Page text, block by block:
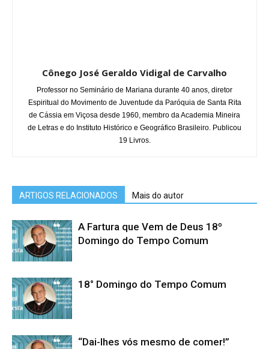
Cônego José Geraldo Vidigal de Carvalho
Professor no Seminário de Mariana durante 40 anos, diretor
Espiritual do Movimento de Juventude da Paróquia de Santa Rita
de Cássia em Viçosa desde 1960, membro da Academia Mineira
de Letras e do Instituto Histórico e Geográfico Brasileiro. Publicou
19 Livros.
ARTIGOS RELACIONADOS Mais do autor
A Fartura que Vem de Deus 18º
Domingo do Tempo Comum
18° Domingo do Tempo Comum
“Dai-lhes vós mesmo de comer!”